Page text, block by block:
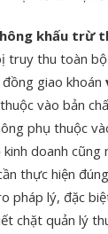
khấu trừ
truy thu toàn
giao khoán
vào bản
phụ thuộc
doanh
thực hiện
pháp lý, đặc
chặt quản lý